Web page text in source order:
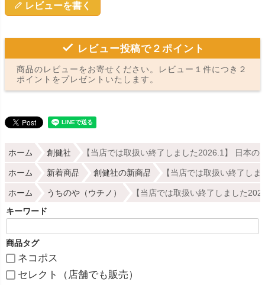
レビューを書く
レビュー投稿で２ポイント
商品のレビューをお寄せください。レビュー１件につき２
ポイントをプレゼントいたします。
ホーム 創健社 【当店では取扱い終了しました2026.1】 日本
ホーム 新着商品 創健社の新商品 【当店では取扱い終了し
ホーム うちのや（ウチノ） 【当店では取扱い終了しました
キーワード
商品タグ
ネコポス
セレクト（店舗でも販売）